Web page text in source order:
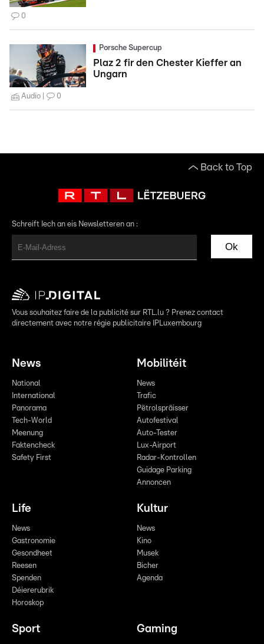
0
Porsche Supercup
Plaz 2 fir den Chester Kieffer an
Ungarn
Audio 0
Back to Top
Schreift Iech an eis Newsletteren an :
Ok
Vous souhaitez faire de la publicité sur RTL.lu ? Prenez contact
directement avec notre régie publicitaire IPLuxembourg
News
National
International
Panorama
Tech-World
Meenung
Faktencheck
Safety First
Mobilitéit
News
Trafic
Pëtrolspräisser
Autofestival
Auto-Tester
Lux-Airport
Radar-Kontrollen
Guidage Parking
Annoncen
Life
News
Gastronomie
Gesondheet
Reesen
Spenden
Déiererubrik
Horoskop
Kultur
News
Kino
Musek
Bicher
Agenda
Sport Gaming